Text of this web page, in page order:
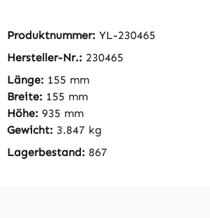
Produktnummer: YL-230465
Hersteller-Nr.: 230465
Länge: 155 mm
Breite: 155 mm
Höhe: 935 mm
Gewicht: 3.847 kg
Lagerbestand: 867